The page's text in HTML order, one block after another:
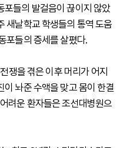
포들의 발걸음이 끊이지 않았
새날학교 학생들의 통역 도움
포들의 증세를 살폈다.
쟁을 겪은 이후 머리가 어지
이 놔준 수액을 맞고 몸이 한결
려운 환자들은 조선대병원으